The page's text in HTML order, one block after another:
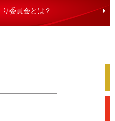
委員会とは？